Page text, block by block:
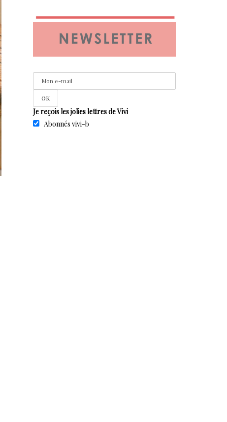
Je reçois les jolies lettres de Vivi
Abonnés vivi-b